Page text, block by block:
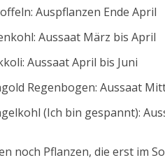
Auspflanzen Ende April
Aussaat März bis April
Aussaat April bis Juni
Regenbogen: Aussaat
(Ich bin gespannt):
noch Pflanzen, die erst im